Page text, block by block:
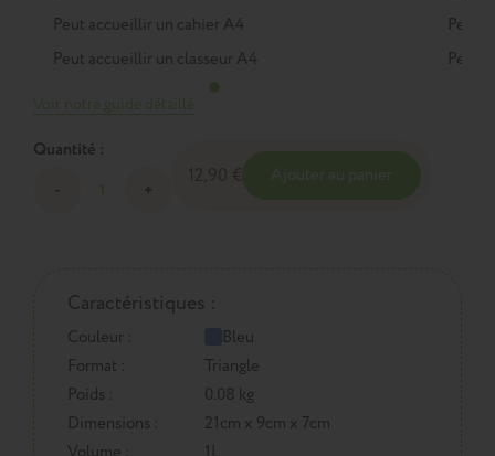
Peut accueillir un cahier A4
Peut accueillir un classeur A4
Peut
Peut
Quantité :
Caractéristiques :
Couleur :
Bleu
Format :
Triangle
Poids :
0.08 kg
Dimensions :
21cm x 9cm x 7cm